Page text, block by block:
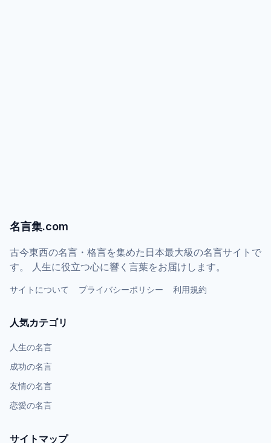
名言集.com
古今東西の名言・格言を集めた日本最大級の名言サイトで
す。 人生に役立つ心に響く言葉をお届けします。
サイトについて プライバシーポリシー 利用規約
人気カテゴリ
人生の名言
成功の名言
友情の名言
恋愛の名言
サイトマップ